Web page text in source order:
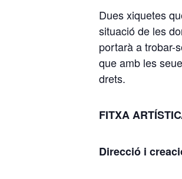
Dues xiquetes
situació de les
portarà a trobar-
que amb les
drets.
FITXA
Direcció i